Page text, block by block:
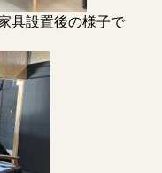
具設置後の様子で